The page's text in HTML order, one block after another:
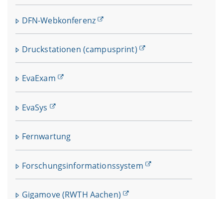
DFN-Webkonferenz
Druckstationen (campusprint)
EvaExam
EvaSys
Fernwartung
Forschungsinformationssystem
Gigamove (RWTH Aachen)